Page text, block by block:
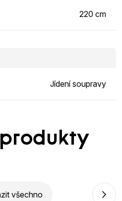
220 cm
Jídení soupravy
všechno